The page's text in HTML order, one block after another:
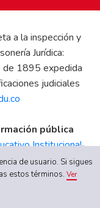
a la inspección y
Jurídica:
1895 expedida
judiciales
pública
Institucional
|Régimen
de Ética|Canal
de usuario. Si sigues
estos términos.Ver